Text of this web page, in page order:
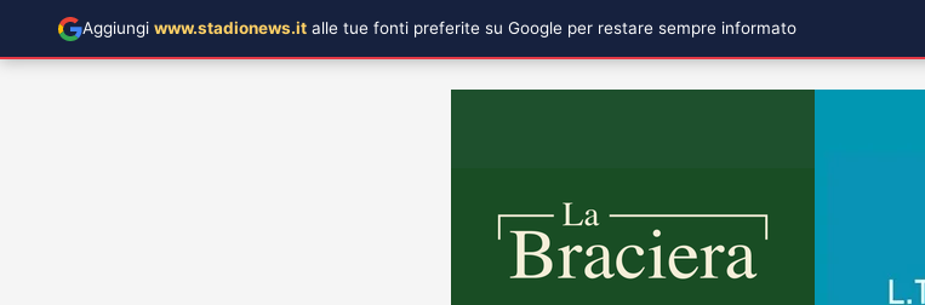
Aggiungi www.stadionews.it alle tue fonti preferite su Google per restare sempre informato